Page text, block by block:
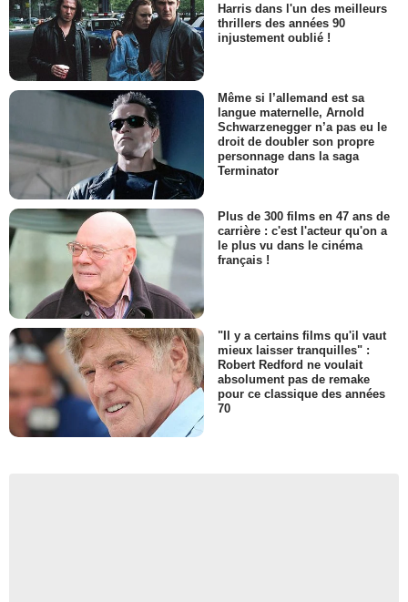
Harris dans l'un des meilleurs
thrillers des années 90
injustement oublié !
Même si l’allemand est sa
langue maternelle, Arnold
Schwarzenegger n’a pas eu le
droit de doubler son propre
personnage dans la saga
Terminator
Plus de 300 films en 47 ans de
carrière : c'est l'acteur qu'on a
le plus vu dans le cinéma
français !
"Il y a certains films qu'il vaut
mieux laisser tranquilles" :
Robert Redford ne voulait
absolument pas de remake
pour ce classique des années
70